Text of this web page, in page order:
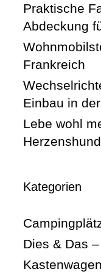
Praktische
Abdeckung
Frankreich
Einbau in
Lebe wohl
Kategorien
Dies & Das
Kastenwagen